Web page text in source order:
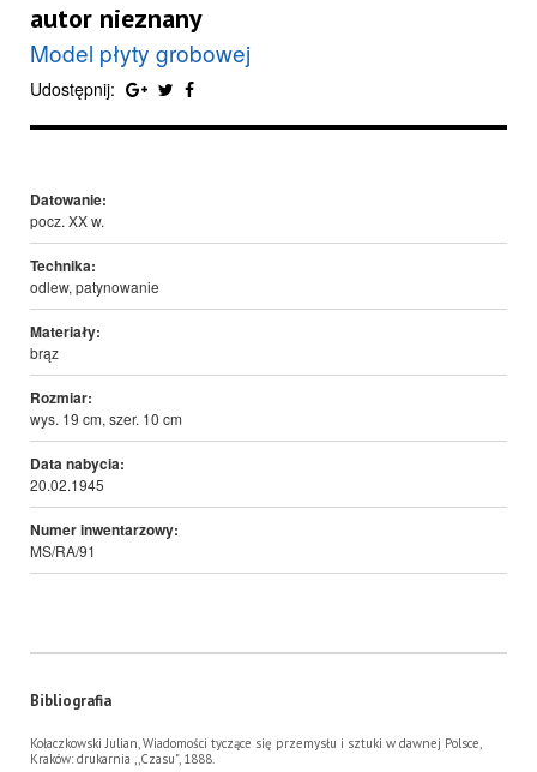
autor nieznany
Model płyty grobowej
Udostępnij:
Datowanie:
pocz. XX w.
Technika:
odlew, patynowanie
Materiały:
brąz
Rozmiar:
wys. 19 cm, szer. 10 cm
Data nabycia:
20.02.1945
Numer inwentarzowy:
MS/RA/91
Bibliografia
Kołaczkowski Julian, Wiadomości tyczące się przemysłu i sztuki w dawnej Polsce,
Kraków: drukarnia ,,Czasu", 1888.